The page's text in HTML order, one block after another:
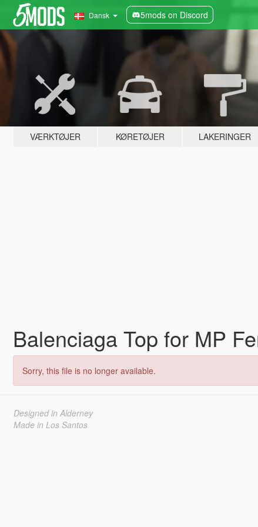
Dansk 5mods on Discord
VÆRKTØJER KØRETØJER LAKERINGER
Balenciaga Top for MP
Sorry, this file is no longer available.
Designed in Alderney
Made in Los Santos